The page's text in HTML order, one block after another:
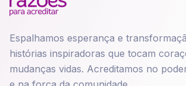
Espalhamos esperança e
histórias inspiradoras que tocam
mudanças vidas. Acreditamos no